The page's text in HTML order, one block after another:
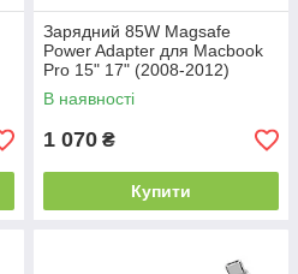
Зарядний 85W Magsafe
Power Adapter для Macbook
Pro 15" 17" (2008-2012)
В наявності
1 070 ₴
Купити